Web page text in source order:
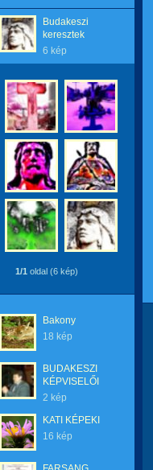
Budakeszi
keresztek
6 kép
1/1 oldal (6 kép)
Bakony
18 kép
BUDAKESZI
KÉPVISELŐI
2 kép
KATI KÉPEKI
16 kép